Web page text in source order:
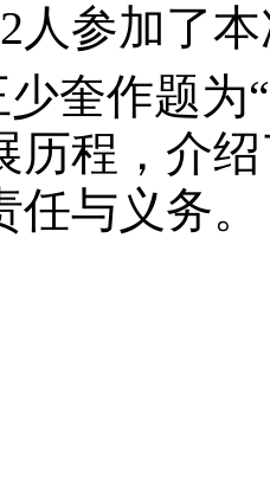
人参加了
作题为“
历程，介
与义务。